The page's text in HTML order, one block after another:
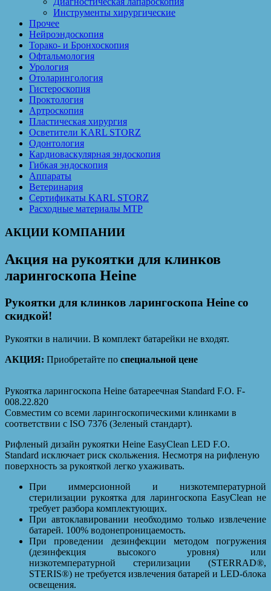
Инструменты хирургические
Прочее
Нейроэндоскопия
Торако- и Бронхоскопия
Офтальмология
Урология
Отоларингология
Гистероскопия
Проктология
Артроскопия
Пластическая хирургия
Осветители KARL STORZ
Одонтология
Кардиоваскулярная эндоскопия
Гибкая эндоскопия
Аппараты
Ветеринария
Сертификаты KARL STORZ
Расходные материалы MTP
АКЦИИ КОМПАНИИ
Акция на рукоятки для клинков
ларингоскопа Heine
Рукоятки для клинков ларингоскопа Heine со
скидкой!
Рукоятки в наличии. В комплект батарейки не входят.
АКЦИЯ: Приобретайте по специальной цене
Рукоятка ларингоскопа Heine батареечная Standard F.O. F-
008.22.820
Совместим со всеми ларингоскопическими клинками в
соответствии с ISO 7376 (Зеленый стандарт).
Рифленый дизайн рукоятки Heine EasyClean LED F.O.
Standard исключает риск скольжения. Несмотря на рифленую
поверхность за рукояткой легко ухаживать.
При иммерсионной и низкотемпературной
стерилизации рукоятка для ларингоскопа EasyClean не
требует разбора комплектующих.
При автоклавировании необходимо только извлечение
батарей. 100% водонепроницаемость.
При проведении дезинфекции методом погружения
(дезинфекция высокого уровня) или
низкотемпературной стерилизации (STERRAD®,
STERIS®) не требуется извлечения батарей и LED-блока
освещения.